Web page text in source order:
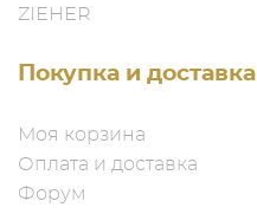
ZIEHER
Покупка и доставка
Моя корзина
Оплата и доставка
Форум